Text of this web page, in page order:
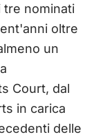
tre nominati
oltre
un
Court, dal
in carica
delle